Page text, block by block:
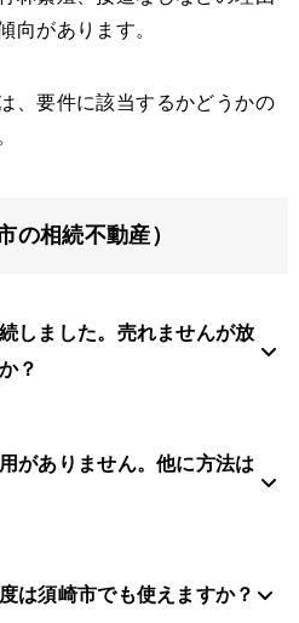
向があります。
、要件に該当するかどうかの
の相続不動産）
しました。売れませんが放
？
がありません。他に方法は
は須崎市でも使えますか？